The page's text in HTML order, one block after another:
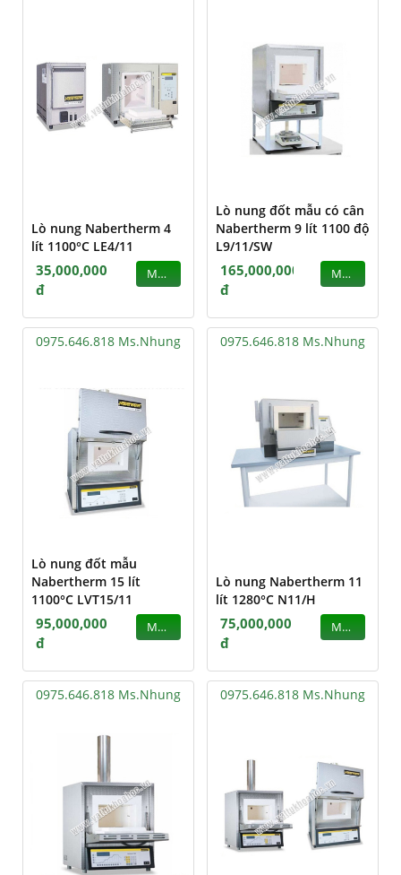
Lò nung Nabertherm 4
lít 1100°C LE4/11
35,000,000
đ
MUA
Lò nung đốt mẫu có cân
Nabertherm 9 lít 1100 độ
L9/11/SW
165,000,000
đ
MUA
0975.646.818 Ms.Nhung
Lò nung đốt mẫu
Nabertherm 15 lít
1100°C LVT15/11
95,000,000
đ
MUA
0975.646.818 Ms.Nhung
Lò nung Nabertherm 11
lít 1280°C N11/H
75,000,000
đ
MUA
0975.646.818 Ms.Nhung 0975.646.818 Ms.Nhung